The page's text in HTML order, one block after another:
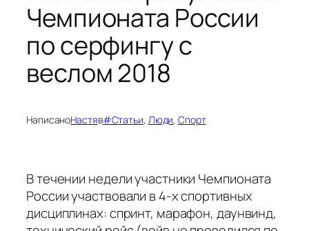
Чемпионата России
по серфингу с
веслом 2018
НаписаноНастяв#Статьи, Люди, Спорт
В течении недели участники Чемпионата
России участвовали в 4-х спортивных
дисциплинах: спринт, марафон, даунвинд,